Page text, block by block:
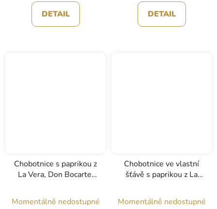
DETAIL DETAIL
Chobotnice s paprikou z
La Vera, Don Bocarte,
Momentálně nedostupné
Chobotnice ve vlastní
šťávě s paprikou z La
180g
Momentálně nedostupné